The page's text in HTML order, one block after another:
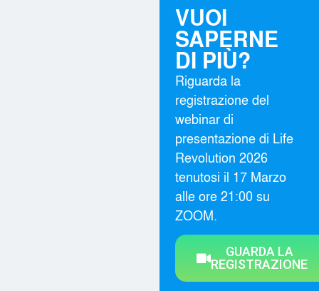
VUOI
SAPERNE
DI PIÙ?
Riguarda la
registrazione del
webinar di
presentazione di Life
Revolution 2026
tenutosi il 17 Marzo
alle ore 21:00 su
ZOOM.
GUARDA LA
REGISTRAZIONE